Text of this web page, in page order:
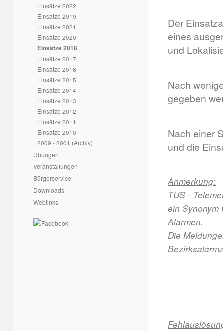
Einsätze 2022
Einsätze 2019
Einsätze 2021
Einsätze 2020
Einsätze 2018
Einsätze 2017
Einsätze 2016
Einsätze 2015
Einsätze 2014
Einsätze 2013
Einsätze 2012
Einsätze 2011
Einsätze 2010
2009 - 2001 (Archiv)
Übungen
Veranstaltungen
Bürgerservice
Downloads
Weblinks
Der
eines
und
Nach
gegeben
Nach einer
und die
Anmerkung:
TUS -
ein Synonym
Alarmen.
Die